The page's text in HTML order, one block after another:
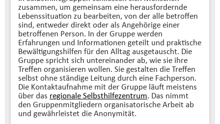
zusammen, um gemeinsam eine herausfordernde
Lebenssituation zu bearbeiten, von der alle betroffen
sind, entweder direkt oder als Angehörige einer
betroffenen Person. In der Gruppe werden
Erfahrungen und Informationen geteilt und praktische
Bewältigungshilfen für den Alltag ausgetauscht. Die
Gruppe spricht sich untereinander ab, wie sie ihre
Treffen organisieren wollen. Sie gestalten die Treffen
selbst ohne ständige Leitung durch eine Fachperson.
Die Kontaktaufnahme mit der Gruppe läuft meistens
über das regionale Selbsthilfezentrum. Das nimmt
den Gruppenmitgliedern organisatorische Arbeit ab
und gewährleistet die Anonymität.